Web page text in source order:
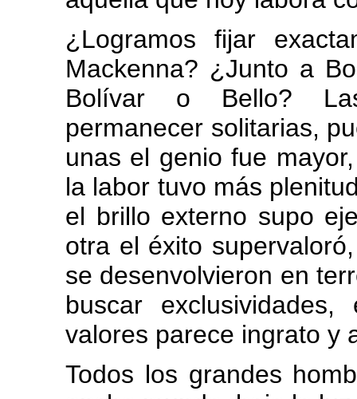
¿Logramos fijar
Mackenna? ¿Junto a
Bolívar o Bello?
permanecer solitarias,
unas el genio fue
la labor tuvo más
el brillo externo supo
otra el éxito
se desenvolvieron en
buscar
valores parece ingrato y
Todos los grandes